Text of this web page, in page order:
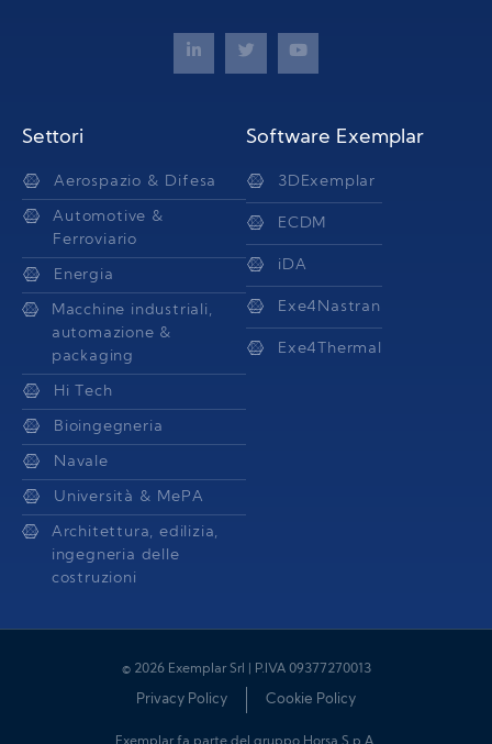
Settori
Aerospazio & Difesa
Automotive &
Ferroviario
Energia
Macchine industriali,
automazione &
packaging
Hi Tech
Bioingegneria
Navale
Università & MePA
Architettura, edilizia,
ingegneria delle
costruzioni
Software Exemplar
3DExemplar
ECDM
iDA
Exe4Nastran
Exe4Thermal
© 2026 Exemplar Srl | P.IVA 09377270013
Privacy Policy Cookie Policy